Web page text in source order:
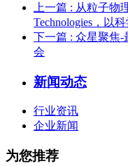
上一篇 : 从粒子物
Technologies，以
下一篇 : 众星聚焦
会
新闻动态
行业资讯
企业新闻
为您推荐